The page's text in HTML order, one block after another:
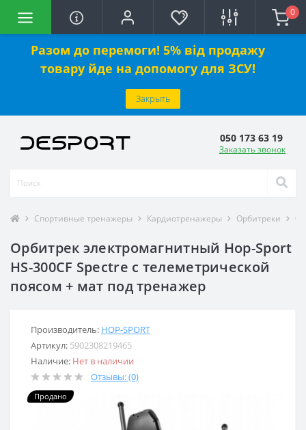
Разом до перемоги! 5% від продажу
товару йде на допомогу для ЗСУ!
Закрыть
0
050 173 63 19
Заказать звонок
Спортивные тренажеры Кардиотренажеры Орбитреки
Орбитрек электромагнитный Hop-Sport
HS-300CF Spectre с телеметрической
поясом + мат под тренажер
Производитель: HOP-SPORT
Артикул: 5902308219465
Наличие: Нет в наличии
Отзывы: (0)
Продано